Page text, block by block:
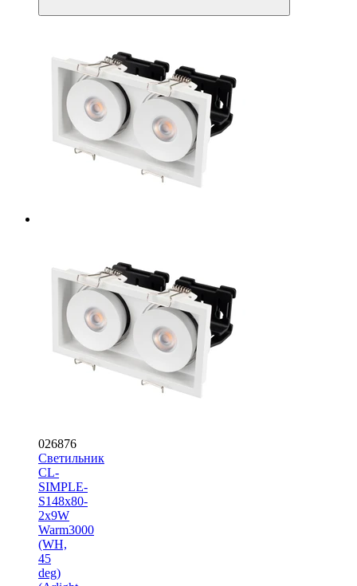
026876
Светильник
CL-
SIMPLE-
S148x80-
2x9W
Warm3000
(WH,
45
deg)